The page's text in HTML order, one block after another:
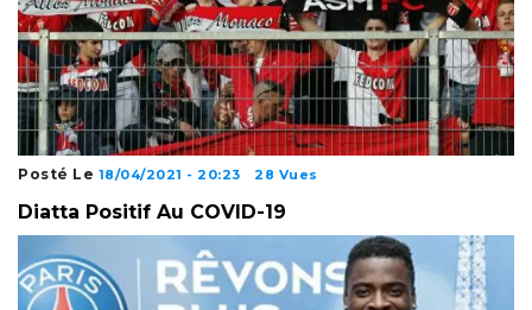
Posté Le 18/04/2021 - 20:23 28 Vues
Diatta Positif Au COVID-19